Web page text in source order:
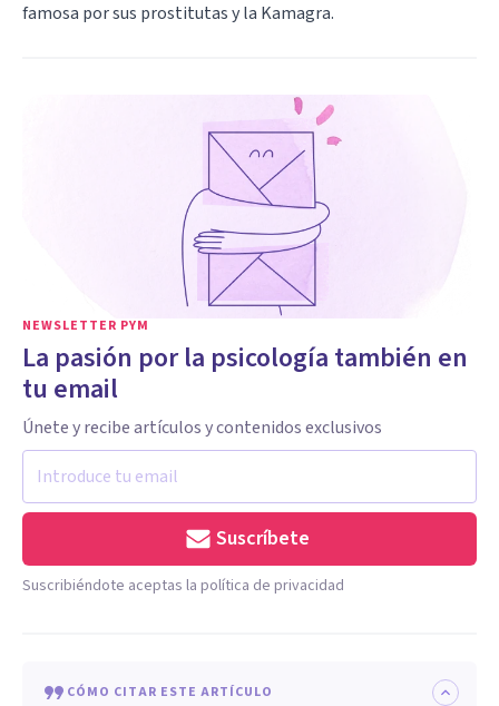
famosa por sus prostitutas y la Kamagra.
NEWSLETTER PYM
La pasión por la psicología también en
tu email
Únete y recibe artículos y contenidos exclusivos
Suscríbete
Suscribiéndote aceptas la política de privacidad
CÓMO CITAR ESTE ARTÍCULO